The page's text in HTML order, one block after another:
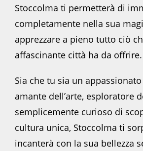
Stoccolma ti permetterà di
completamente nella sua
apprezzare a pieno tutto ciò
affascinante città ha da offrire.
Sia che tu sia un
amante dell’arte, esploratore
semplicemente curioso di
cultura unica, Stoccolma ti
incanterà con la sua bellezza